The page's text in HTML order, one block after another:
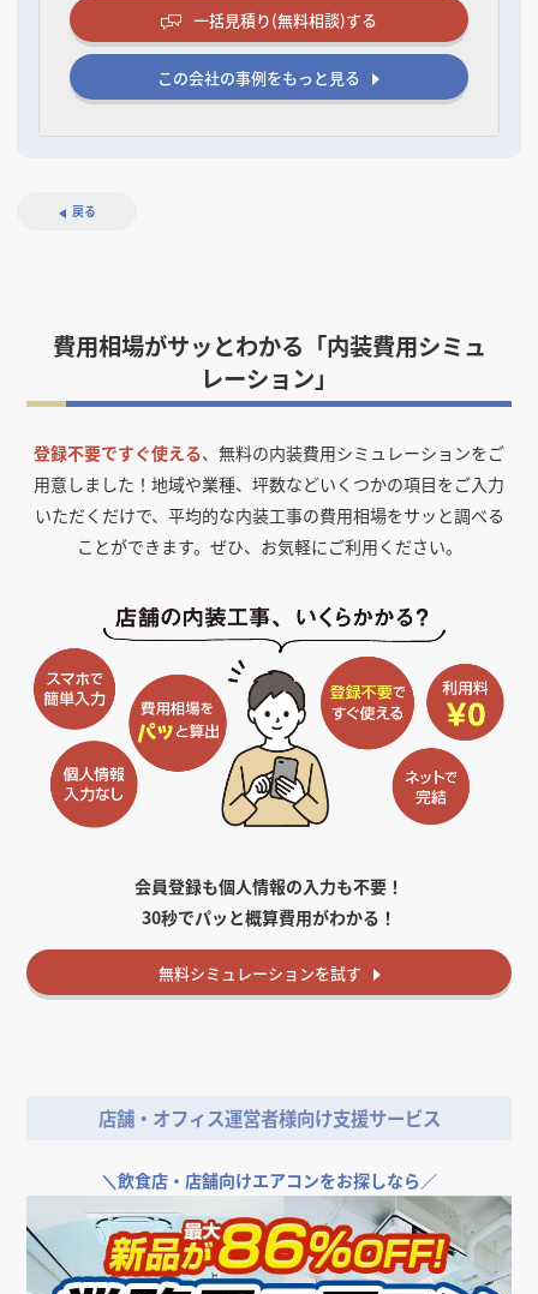
一括見積り(無料相談)する
この会社の事例をもっと見る
戻る
費用相場がサッとわかる「内装費用シミュ
レーション」
登録不要ですぐ使える、無料の内装費用シミュレーションをご
用意しました！ 地域や業種、坪数などいくつかの項目をご入力
いただくだけで、平均的な内装工事の費用相場をサッと調べる
ことができます。ぜひ、お気軽にご利用ください。
会員登録も個人情報の入力も不要！
30秒でパッと概算費用がわかる！
無料シミュレーションを試す
店舗・オフィス運営者様向け支援サービス
＼飲食店・店舗向けエアコンをお探しなら／